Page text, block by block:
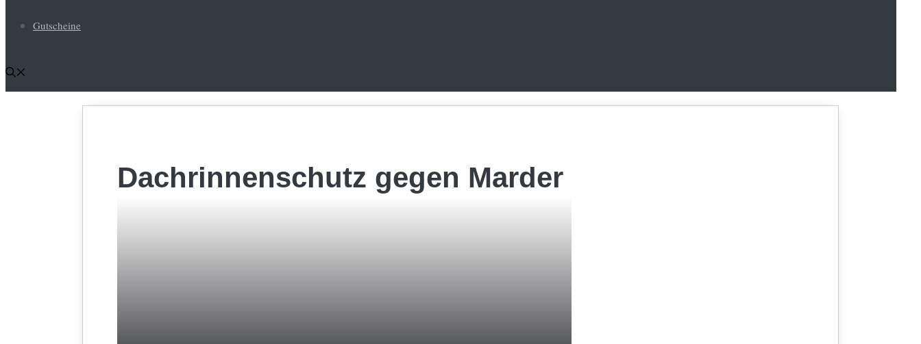
Gutscheine
Dachrinnenschutz gegen Marder